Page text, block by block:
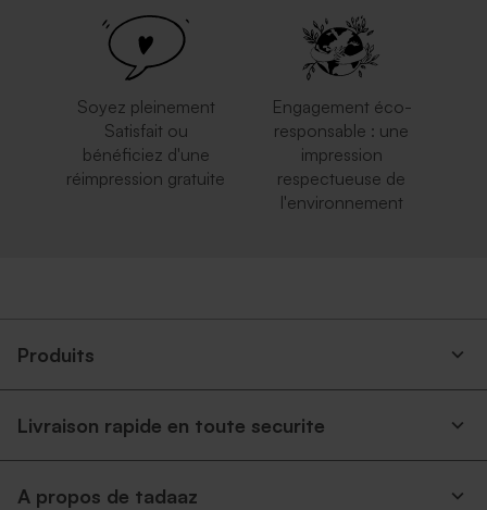
Soyez pleinement
Satisfait ou
bénéficiez d'une
réimpression gratuite
Engagement éco-
responsable : une
impression
respectueuse de
l'environnement
Produits
Livraison rapide en toute securite
A propos de tadaaz